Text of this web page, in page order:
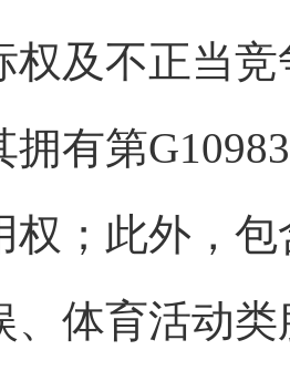
权及不正当
有第
权；此外，
、体育活动